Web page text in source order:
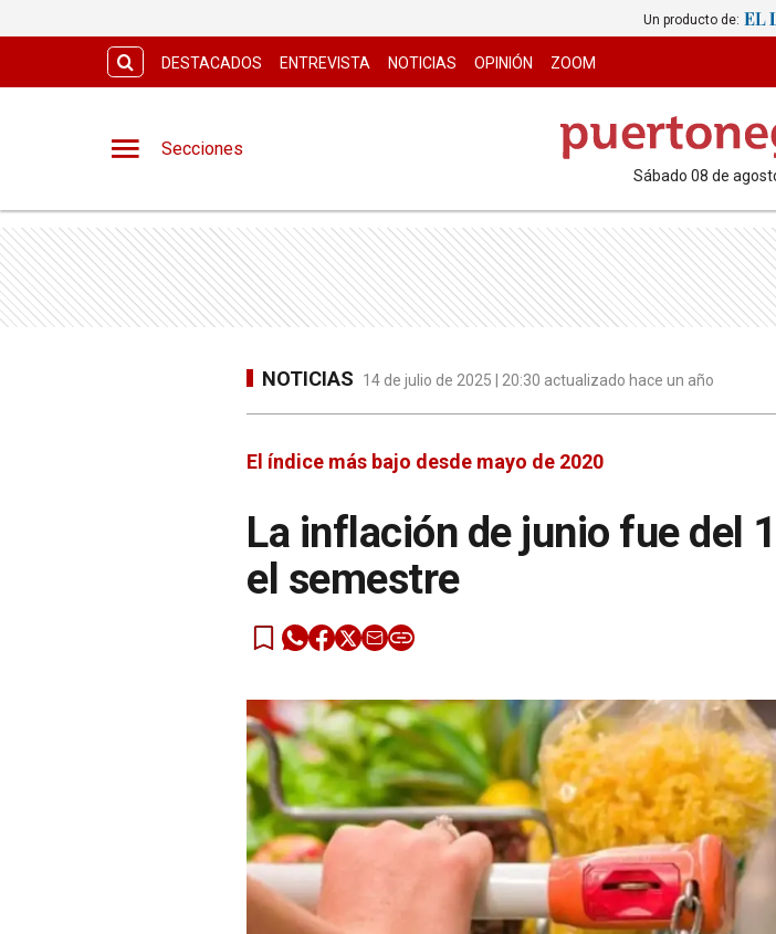
Un producto de:
DESTACADOS ENTREVISTA NOTICIAS OPINIÓN ZOOM
Secciones
sábado 08 de
NOTICIAS 14 de julio de 2025 | 20:30 actualizado hace un año
El índice más bajo desde mayo de 2020
La inflación de junio fue del
el semestre